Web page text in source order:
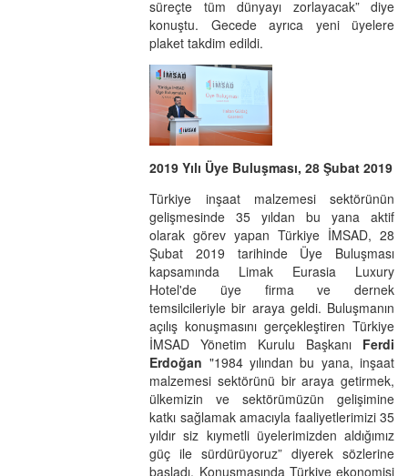
süreçte tüm dünyayı zorlayacak” diye
konuştu. Gecede ayrıca yeni üyelere
plaket takdim edildi.
2019 Yılı Üye Buluşması, 28 Şubat 2019
Türkiye inşaat malzemesi sektörünün
gelişmesinde 35 yıldan bu yana aktif
olarak görev yapan Türkiye İMSAD, 28
Şubat 2019 tarihinde Üye Buluşması
kapsamında Limak Eurasia Luxury
Hotel'de üye firma ve dernek
temsilcileriyle bir araya geldi. Buluşmanın
açılış konuşmasını gerçekleştiren Türkiye
İMSAD Yönetim Kurulu Başkanı Ferdi
Erdoğan "1984 yılından bu yana, inşaat
malzemesi sektörünü bir araya getirmek,
ülkemizin ve sektörümüzün gelişimine
katkı sağlamak amacıyla faaliyetlerimizi 35
yıldır siz kıymetli üyelerimizden aldığımız
güç ile sürdürüyoruz” diyerek sözlerine
başladı. Konuşmasında Türkiye ekonomisi